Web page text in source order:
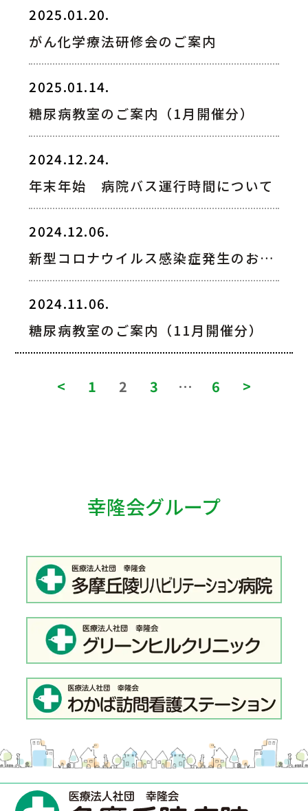
2025.01.20.
がん化学療法研修会のご案内
2025.01.14.
糖尿病教室のご案内（1月開催分）
2024.12.24.
年末年始 病院バス運行時間について
2024.12.06.
新型コロナウイルス感染症発生のお知らせ
2024.11.06.
糖尿病教室のご案内（11月開催分）
< 1 2 3 … 6 >
幸隆会グループ